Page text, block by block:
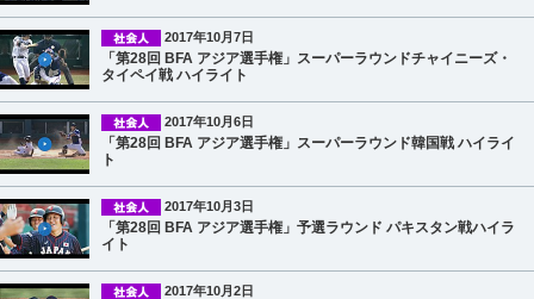
2017年10月7日
「第28回 BFA アジア選手権」スーパーラウンドチャイニーズ・
タイペイ戦 ハイライト
2017年10月6日
「第28回 BFA アジア選手権」スーパーラウンド韓国戦 ハイライ
ト
2017年10月3日
「第28回 BFA アジア選手権」予選ラウンド パキスタン戦ハイラ
イト
2017年10月2日